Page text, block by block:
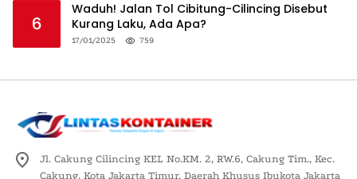
6
Waduh! Jalan Tol Cibitung-Cilincing Disebut
Kurang Laku, Ada Apa?
17/01/2025 759
Jl. Cakung Cilincing KEL No.KM. 2, RW.6, Cakung Tim., Kec.
Cakung, Kota Jakarta Timur, Daerah Khusus Ibukota Jakarta